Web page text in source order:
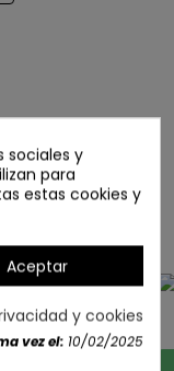
sociales y
para
estas cookies y
Aceptar
y cookies
vez el: 10/02/2025